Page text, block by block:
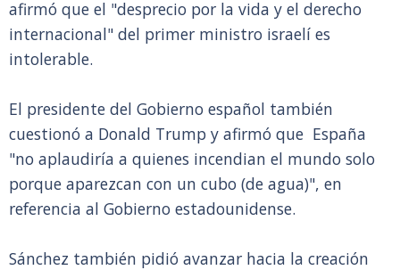
afirmó que el "desprecio por la vida y el derecho
internacional" del primer ministro israelí es
intolerable.
El presidente del Gobierno español también
cuestionó a Donald Trump y afirmó que España
"no aplaudiría a quienes incendian el mundo solo
porque aparezcan con un cubo (de agua)", en
referencia al Gobierno estadounidense.
Sánchez también pidió avanzar hacia la creación